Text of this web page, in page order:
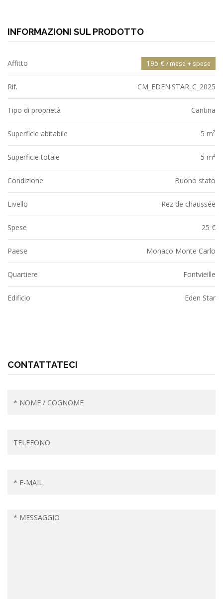
INFORMAZIONI SUL PRODOTTO
Affitto 195 € / mese + spese
Rif. CM_EDEN.STAR_C_2025
Tipo di proprietà Cantina
Superficie abitabile 5 m²
Superficie totale 5 m²
Condizione Buono stato
Livello Rez de chaussée
Spese 25 €
Paese Monaco Monte Carlo
Quartiere Fontvieille
Edificio Eden Star
CONTATTATECI